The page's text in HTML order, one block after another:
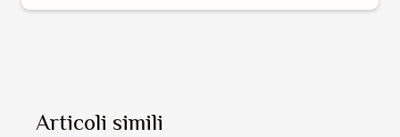
Articoli simili